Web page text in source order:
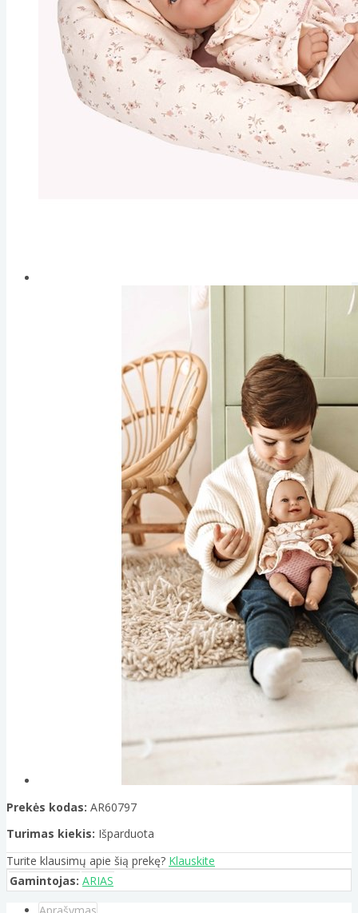
Prekės kodas: AR60797
Turimas kiekis: Išparduota
Turite klausimų apie šią prekę? Klauskite
Gamintojas: ARIAS